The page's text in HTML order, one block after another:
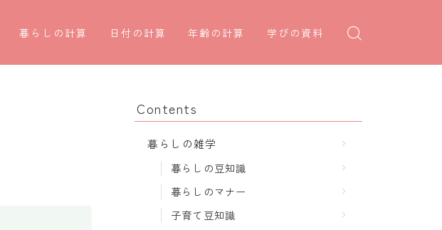
暮らしの計算
割引計算
日付の計算
○日後の日付・記念日計算
四十九日法要計算
年齢の計算
年齢・干支計算
長寿祝い計算
学びの資料
学年早見表
Contents
暮らしの雑学
暮らしの豆知識
暮らしのマナー
子育て豆知識